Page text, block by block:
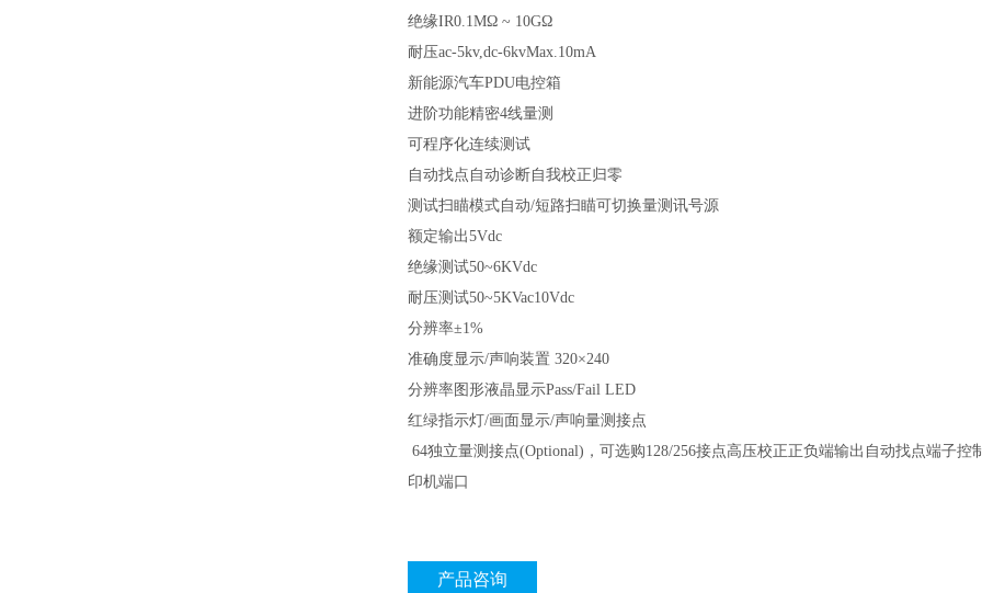
绝缘IR0.1MΩ ~ 10GΩ
耐压ac-5kv,dc-6kvMax.10mA
新能源汽车PDU电控箱
进阶功能精密4线量测
可程序化连续测试
自动找点自动诊断自我校正归零
测试扫瞄模式自动/短路扫瞄可切换量测讯号源
额定输出5Vdc
绝缘测试50~6KVdc
耐压测试50~5KVac10Vdc
分辨率±1%
准确度显示/声响装置 320×240
分辨率图形液晶显示Pass/Fail LED
红绿指示灯/画面显示/声响量测接点
64独立量测接点(Optional)，可选购128/256接点高压校正正负端输出自动找点端子
印机端口
产品咨询